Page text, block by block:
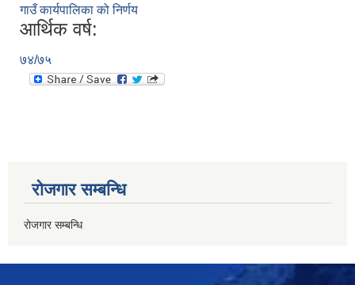
गाउँ कार्यपालिका को निर्णय
आर्थिक वर्ष:
७४/७५
रोजगार सम्बन्धि
रोजगार सम्बन्धि